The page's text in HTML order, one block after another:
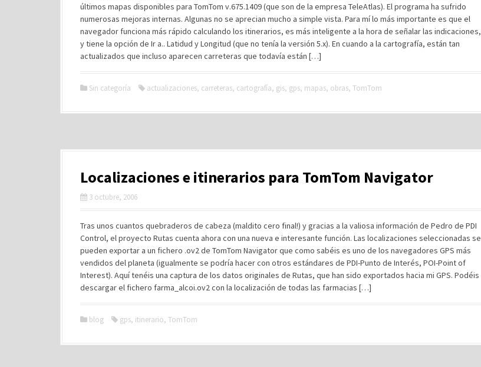
últimos mapas disponibles para TomTom v.675.1409 (que son de la empresa TeleAtlas). El programa ha sufrido
numerosas mejoras internas. Algunas no se aprecian mucho a simple vista. Para mí lo más importante es que el
navegador funciona más rápido calculando los itinerarios, es más inteligente a la hora de señalar las indicaciones,
y tiene la opción de Ir a.. Latidud y Longitud (que no tenía la versión 5.x). En cuando a la cartografía, están tan
actualizados que incluso aparecen carreteras que todavía están […]
Sin categoría actualizaciones, carreteras, cartografía, gis, gps, mapas, obras, TomTom
Localizaciones e itinerarios para TomTom Navigator
3 octubre, 2006
Tras unos cuantos quebraderos de cabeza (maldito cero final!) y gracias a la valiosa información de Pedro de PDI
Control, el proyecto Rutas cuenta ahora con una nueva e interesante función. Las localizaciones seleccionadas se
pueden exportar a un fichero .ov2 de TomTom Navigator que como sabéis es uno de los navegadores GPS más
vendidos del planeta (igualmente se podría hacer con otros estándares de PDI-Punto de Interés, POI-Point of
Interest). Aquí tenéis una captura de los datos originales de Rutas, que han sido exportados hacia mi GPS. Podéis
descargar el fichero farma_alcoi.ov2 con la localización de todas las farmacias […]
blog gps, itinerario, TomTom